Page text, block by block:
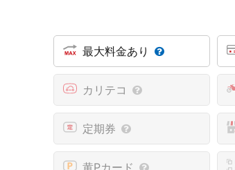
最大料金あり
カリテコ
定期券
黄Pカード